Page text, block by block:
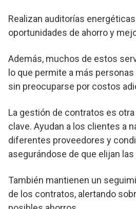
Realizan auditorías
oportunidades de ahorro y
Además, muchos de estos
lo que permite a más
sin preocuparse por costos
La gestión de contratos es
clave. Ayudan a los clientes a
diferentes proveedores y
asegurándose de que elijan
También mantienen un
de los contratos, alertando